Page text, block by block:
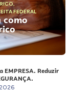
,
FEDERAL
como
EMPRESA. Reduzir